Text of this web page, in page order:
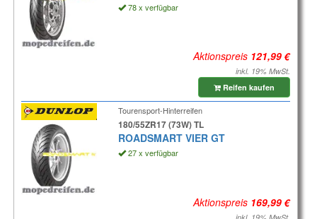
78 x verfügbar
Aktionspreis
inkl. 19% MwSt.
Reifen kaufen
Tourensport-Hinterreifen
180/55ZR17 (73W) TL
ROADSMART VIER GT
27 x verfügbar
Aktionspreis